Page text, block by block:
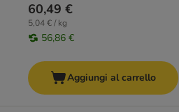
60,49 €
5,04 € / kg
56,86 €
Aggiungi al carrello